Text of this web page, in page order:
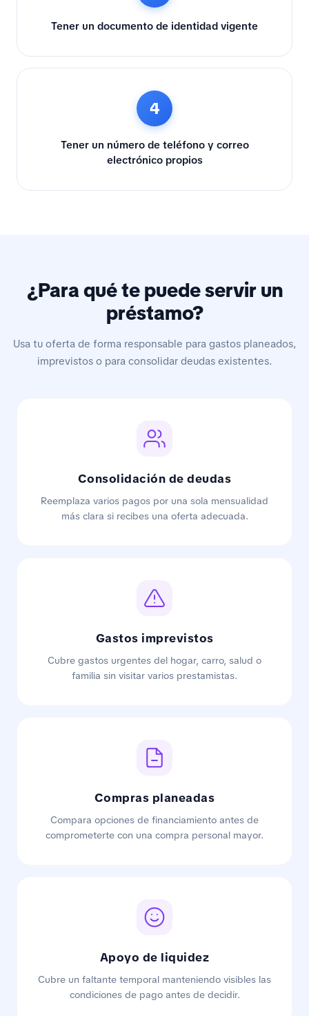
Tener un documento de identidad vigente
4
Tener un número de teléfono y correo
electrónico propios
¿Para qué te puede servir un
préstamo?
Usa tu oferta de forma responsable para gastos planeados,
imprevistos o para consolidar deudas existentes.
Consolidación de deudas
Reemplaza varios pagos por una sola mensualidad
más clara si recibes una oferta adecuada.
Gastos imprevistos
Cubre gastos urgentes del hogar, carro, salud o
familia sin visitar varios prestamistas.
Compras planeadas
Compara opciones de financiamiento antes de
comprometerte con una compra personal mayor.
Apoyo de liquidez
Cubre un faltante temporal manteniendo visibles las
condiciones de pago antes de decidir.